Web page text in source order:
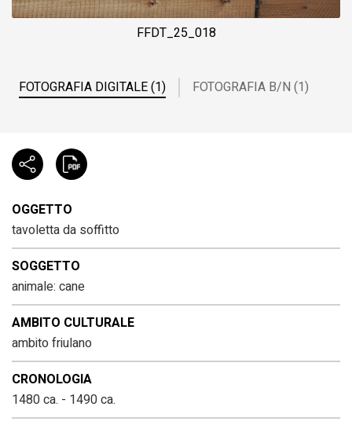
FFDT_25_018
FOTOGRAFIA DIGITALE (1) FOTOGRAFIA B/N (1)
OGGETTO
tavoletta da soffitto
SOGGETTO
animale: cane
AMBITO CULTURALE
ambito friulano
CRONOLOGIA
1480 ca. - 1490 ca.